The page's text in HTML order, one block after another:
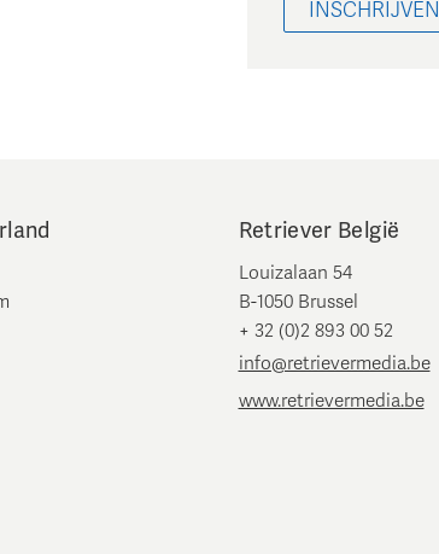
INSCHRIJVEN
Retriever België
Louizalaan 54
B-1050 Brussel
+ 32 (0)2 893 00 52
info@retrievermedia.be
www.retrievermedia.be